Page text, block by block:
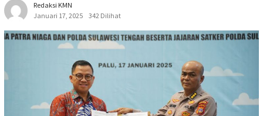
Redaksi KMN
Januari 17, 2025
342 Dilihat